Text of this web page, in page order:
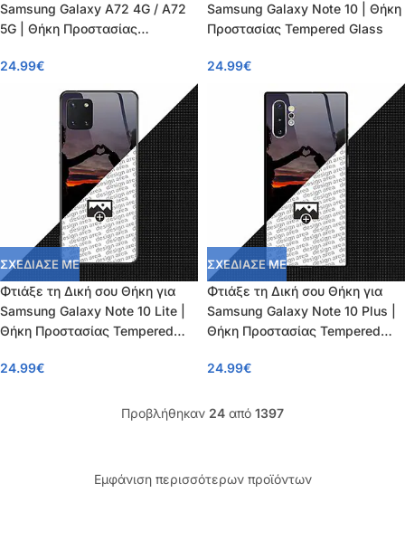
Samsung Galaxy A72 4G / A72
5G | Θήκη Προστασίας
24.99€
Samsung Galaxy Note 10 | Θήκη
Προστασίας Tempered Glass
24.99€
ΣΧΕΔΙΑΣΕ ΜΕ
Φτιάξε τη Δική σου Θήκη για
Samsung Galaxy Note 10 Lite |
Θήκη Προστασίας Tempered
24.99€
ΣΧΕΔΙΑΣΕ ΜΕ
Φτιάξε τη Δική σου Θήκη για
Samsung Galaxy Note 10 Plus |
Θήκη Προστασίας Tempered
24.99€
Προβλήθηκαν 24 από 1397
Εμφάνιση περισσότερων προϊόντων